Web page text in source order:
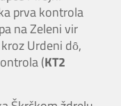
prva kontrola
na Zeleni vir
Urdeni dȏ,
(KT2